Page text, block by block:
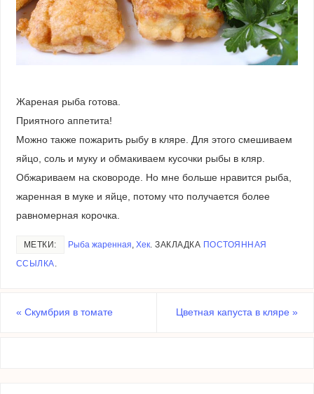
Жареная рыба готова.
Приятного аппетита!
Можно также пожарить рыбу в кляре. Для этого смешиваем
яйцо, соль и муку и обмакиваем кусочки рыбы в кляр.
Обжариваем на сковороде. Но мне больше нравится рыба,
жаренная в муке и яйце, потому что получается более
равномерная корочка.
МЕТКИ: Рыба жаренная Хек. ЗАКЛАДКА ПОСТОЯННАЯ
ССЫЛКА
« Скумбрия в томате Цветная капуста в кляре»